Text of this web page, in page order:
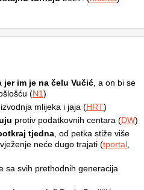
jer im je na čelu Vučić , a on bi se
(N1)
mlijeka i jaja (HRT)
protiv podatkovnih centara (DW)
tjedna , od petka stiže više
neće dugo trajati (tportal
sa svih prethodnih generacija